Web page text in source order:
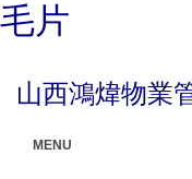
毛片
山西鴻煒物業
MENU